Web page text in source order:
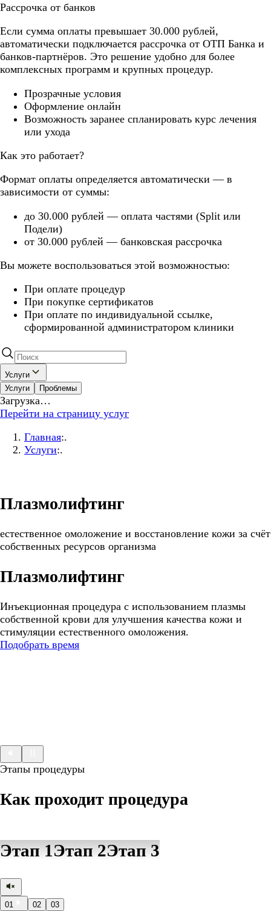
Рассрочка от банков
Если сумма оплаты превышает 30.000 рублей,
автоматически подключается рассрочка от ОТП Банка и
банков-партнёров. Это решение удобно для более
комплексных программ и крупных процедур.
Прозрачные условия
Оформление онлайн
Возможность заранее спланировать курс лечения
или ухода
Как это работает?
Формат оплаты определяется автоматически — в
зависимости от суммы:
до 30.000 рублей — оплата частями (Split или
Подели)
от 30.000 рублей — банковская рассрочка
Вы можете воспользоваться этой возможностью:
При оплате процедур
При покупке сертификатов
При оплате по индивидуальной ссылке,
сформированной администратором клиники
Услуги
Услуги
Проблемы
Загрузка…
Перейти на страницу услуг
Главная:.
Услуги:.
Плазмолифтинг
естественное омоложение и восстановление кожи за счёт
собственных ресурсов организма
Плазмолифтинг
Инъекционная процедура с использованием плазмы
собственной крови для улучшения качества кожи и
стимуляции естественного омоложения.
Подобрать время
Этапы процедуры
Как проходит процедура
Этап 1Этап 2Этап 3
01 02 03